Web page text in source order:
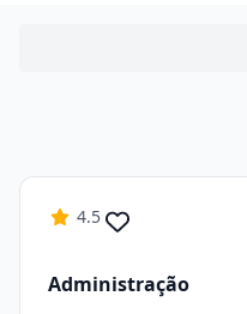
4.5
Administração